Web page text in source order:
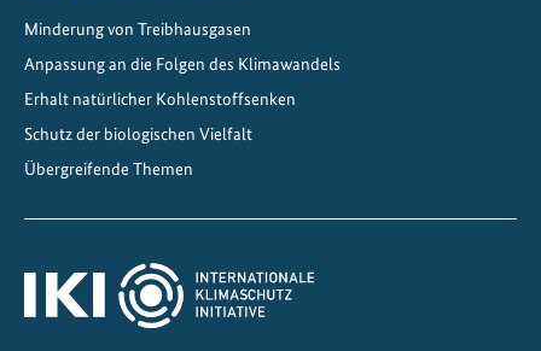
Minderung von Treibhausgasen
Anpassung an die Folgen des Klimawandels
Erhalt natürlicher Kohlenstoffsenken
Schutz der biologischen Vielfalt
Übergreifende Themen